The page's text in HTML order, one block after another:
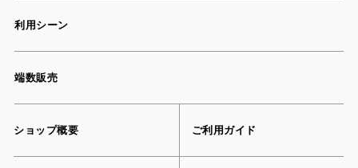
利用シーン
端数販売
ショップ概要 ご利用ガイド